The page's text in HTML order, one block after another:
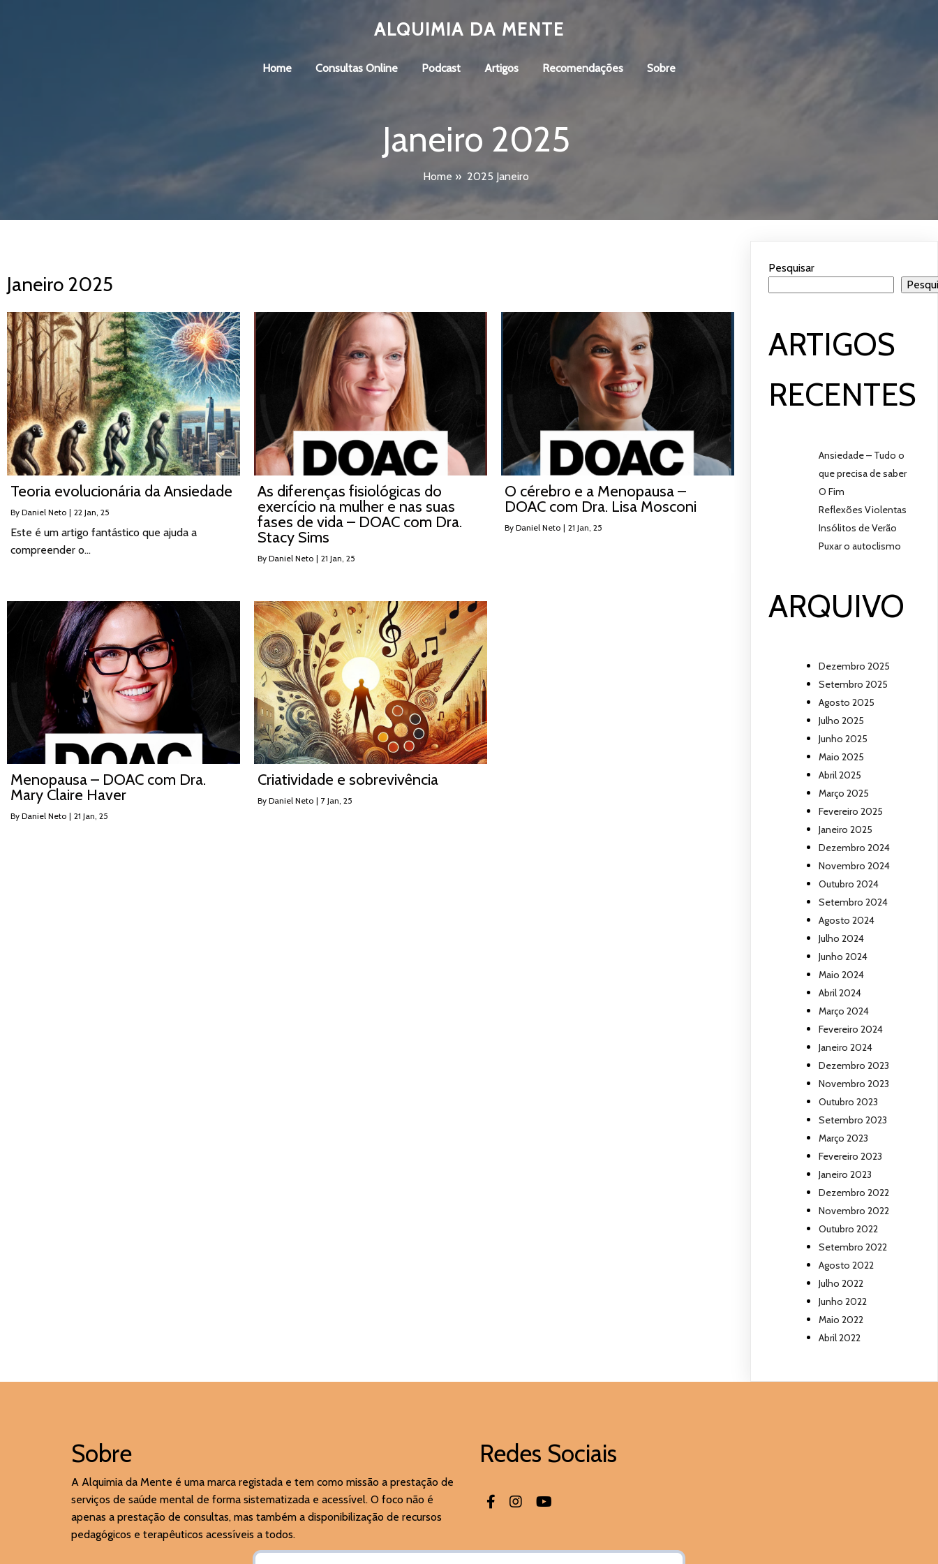
ALQUIMIA DA MENTE
Home Consultas Online Podcast Artigos Recomendações Sobre
Janeiro 2025
Home » 2025 Janeiro
Janeiro 2025
Teoria evolucionária da Ansiedade
By Daniel Neto | 22 Jan, 25
Este é um artigo fantástico que ajuda a
compreender o…
As diferenças fisiológicas do
exercício na mulher e nas suas
fases de vida – DOAC com Dra.
Stacy Sims
By Daniel Neto | 21 Jan, 25
O cérebro e a Menopausa –
DOAC com Dra. Lisa Mosconi
By Daniel Neto | 21 Jan, 25
Menopausa – DOAC com Dra.
Mary Claire Haver
By Daniel Neto | 21 Jan, 25
Criatividade e sobrevivência
By Daniel Neto | 7 Jan, 25
Pesquisar
ARTIGOS
RECENTES
Ansiedade – Tudo o
que precisa de saber
O Fim
Reflexões Violentas
Insólitos de Verão
Puxar o autoclismo
ARQUIVO
Dezembro 2025
Setembro 2025
Agosto 2025
Julho 2025
Junho 2025
Maio 2025
Abril 2025
Março 2025
Fevereiro 2025
Janeiro 2025
Dezembro 2024
Novembro 2024
Outubro 2024
Setembro 2024
Agosto 2024
Julho 2024
Junho 2024
Maio 2024
Abril 2024
Março 2024
Fevereiro 2024
Janeiro 2024
Dezembro 2023
Novembro 2023
Outubro 2023
Setembro 2023
Março 2023
Fevereiro 2023
Janeiro 2023
Dezembro 2022
Novembro 2022
Outubro 2022
Setembro 2022
Agosto 2022
Julho 2022
Junho 2022
Maio 2022
Abril 2022
Sobre
A Alquimia da Mente é uma marca registada e tem como missão a prestação de
serviços de saúde mental de forma sistematizada e acessível. O foco não é
apenas a prestação de consultas, mas também a disponibilização de recursos
pedagógicos e terapêuticos acessíveis a todos.
Redes Sociais